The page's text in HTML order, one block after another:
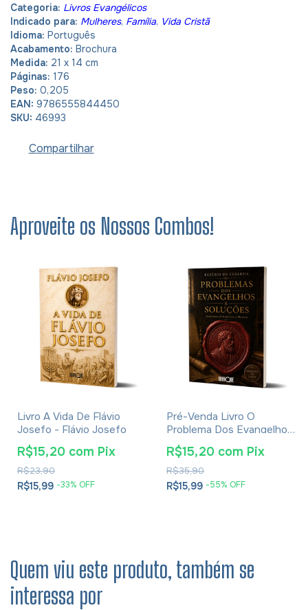
Categoria: Livros Evangélicos
Indicado para: Mulheres, Família, Vida Cristã
Idioma: Português
Acabamento: Brochura
Medida: 21 x 14 cm
Páginas: 176
Peso: 0,205
EAN: 9786555844450
SKU: 46993
Compartilhar
Aproveite os Nossos Combos!
Livro A Vida De Flávio
Josefo - Flávio Josefo
R$15,99 -33% OFF
R$23,90
R$15,20 com Pix
Pré-Venda Livro O
Problema Dos Evangelhos
E Soluções- Eusébio De
Cesareia
R$15,99 -55% OFF
R$35,90
R$15,20 com Pix
Quem viu este produto, também se
interessa por